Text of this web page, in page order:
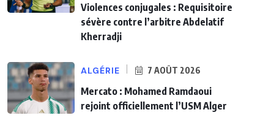
Violences conjugales : Requisitoire
sévère contre l’arbitre Abdelatif
Kherradji
ALGÉRIE 7 AOÛT 2026
Mercato : Mohamed Ramdaoui
rejoint officiellement l’USM Alger